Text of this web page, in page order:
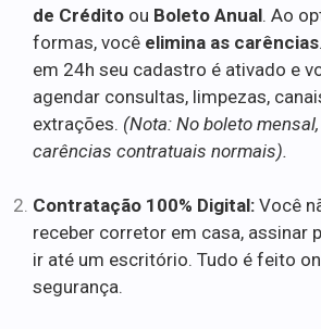
de Crédito ou Boleto Anual. Ao
formas, você elimina as carências
em 24h seu cadastro é ativado e
agendar consultas, limpezas,
extrações. (Nota: No boleto
carências contratuais normais).
Contratação 100% Digital: Você
receber corretor em casa, assinar
ir até um escritório. Tudo é feito
segurança.